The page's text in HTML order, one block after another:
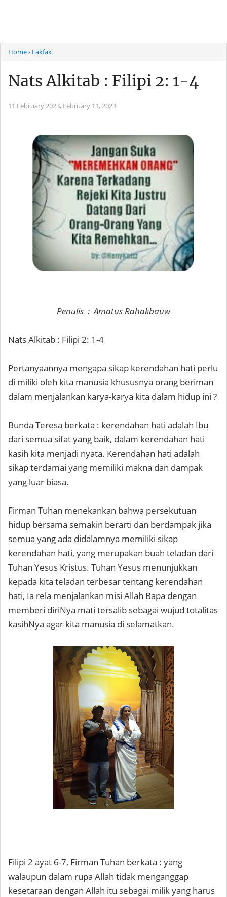
Home› Fakfak
Nats Alkitab : Filipi 2: 1-4
11 February 2023, February 11, 2023
Penulis : Amatus Rahakbauw
Nats Alkitab : Filipi 2: 1-4
Pertanyaannya mengapa sikap kerendahan hati perlu
di miliki oleh kita manusia khususnya orang beriman
dalam menjalankan karya-karya kita dalam hidup ini ?
Bunda Teresa berkata : kerendahan hati adalah Ibu
dari semua sifat yang baik, dalam kerendahan hati
kasih kita menjadi nyata. Kerendahan hati adalah
sikap terdamai yang memiliki makna dan dampak
yang luar biasa.
Firman Tuhan menekankan bahwa persekutuan
hidup bersama semakin berarti dan berdampak jika
semua yang ada didalamnya memiliki sikap
kerendahan hati, yang merupakan buah teladan dari
Tuhan Yesus Kristus. Tuhan Yesus menunjukkan
kepada kita teladan terbesar tentang kerendahan
hati, Ia rela menjalankan misi Allah Bapa dengan
memberi diriNya mati tersalib sebagai wujud totalitas
kasihNya agar kita manusia di selamatkan.
Filipi 2 ayat 6-7, Firman Tuhan berkata : yang
walaupun dalam rupa Allah tidak menganggap
kesetaraan dengan Allah itu sebagai milik yang harus